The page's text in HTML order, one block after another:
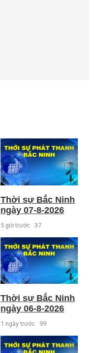
Thời sự Bắc Ninh
ngày 07-8-2026
5 giờ trước 37
Thời sự Bắc Ninh
ngày 06-8-2026
1 ngày trước 99